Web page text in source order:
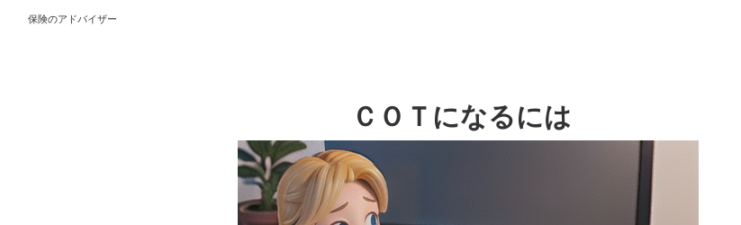
保険のアドバイザー
ＣＯＴになるには